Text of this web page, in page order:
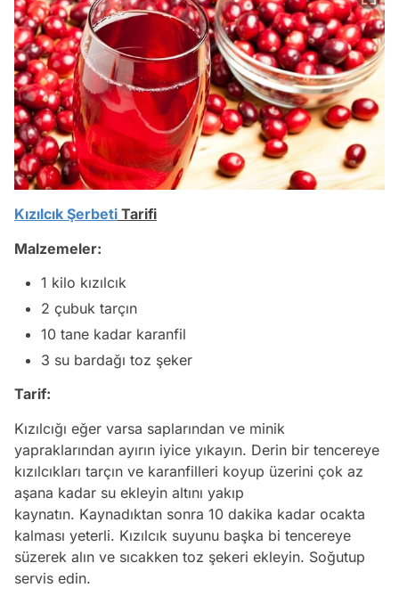
Kızılcık Şerbeti Tarifi
Malzemeler:
1 kilo kızılcık
2 çubuk tarçın
10 tane kadar karanfil
3 su bardağı toz şeker
Tarif:
Kızılcığı eğer varsa saplarından ve minik
yapraklarından ayırın iyice yıkayın. Derin bir tencereye
kızılcıkları tarçın ve karanfilleri koyup üzerini çok az
aşana kadar su ekleyin altını yakıp
kaynatın. Kaynadıktan sonra 10 dakika kadar ocakta
kalması yeterli. Kızılcık suyunu başka bi tencereye
süzerek alın ve sıcakken toz şekeri ekleyin. Soğutup
servis edin.